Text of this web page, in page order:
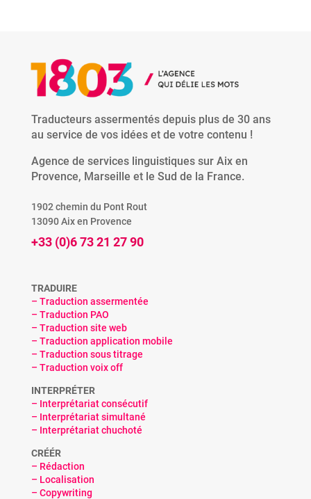
Traducteurs assermentés depuis plus de 30 ans
au service de vos idées et de votre contenu !
Agence de services linguistiques sur Aix en
Provence, Marseille et le Sud de la France.
1902 chemin du Pont Rout
13090 Aix en Provence
+33 (0)6 73 21 27 90
TRADUIRE
– Traduction assermentée
– Traduction PAO
– Traduction site web
– Traduction application mobile
– Traduction sous titrage
– Traduction voix off
INTERPRÉTER
– Interprétariat consécutif
– Interprétariat simultané
– Interprétariat chuchoté
CRÉÉR
– Rédaction
– Localisation
– Copywriting